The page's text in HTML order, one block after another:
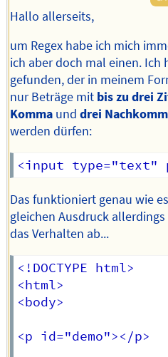
Hallo allerseits,
um Regex habe ich mich
ich aber doch mal einen. Ich
gefunden, der in meinem
nur Beträge mit bis zu drei
Komma unddrei
werden dürfen:
Das funktioniert genau wie
gleichen Ausdruck
das Verhalten ab...
<!DOCTYPE html>
<html>
<body>
<p id="demo"></p>